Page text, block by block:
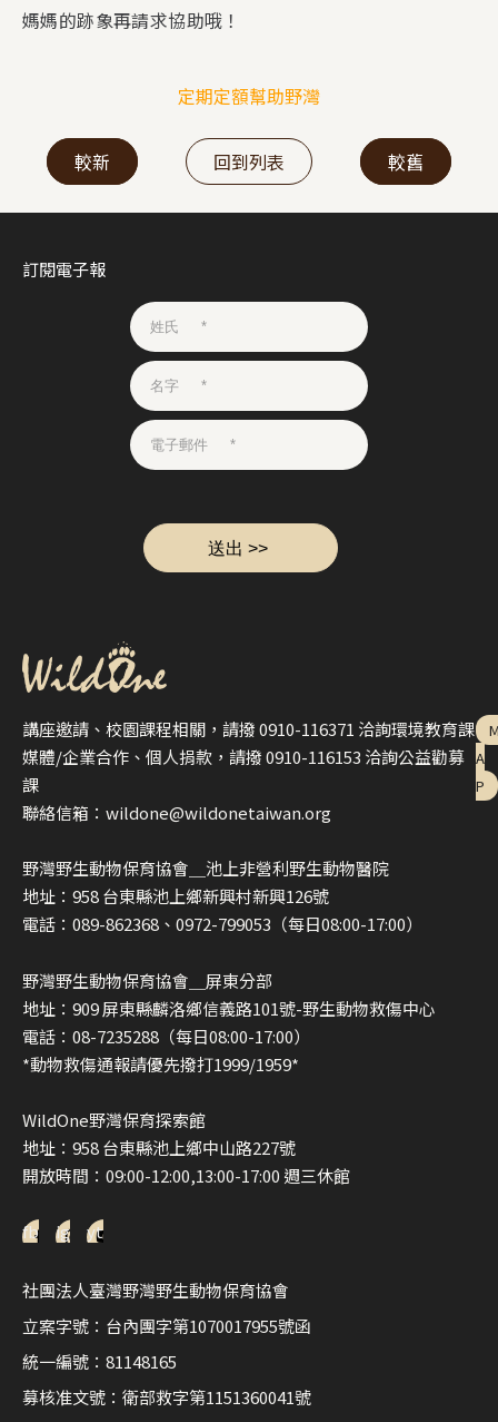
媽媽的跡象再請求協助哦！
定期定額幫助野灣
較新 回到列表 較舊
訂閱電子報
講座邀請、校園課程相關，請撥 0910-116371 洽詢環境教育課
媒體/企業合作、個人捐款，請撥 0910-116153 洽詢公益勸募
課
聯絡信箱：wildone@wildonetaiwan.org
野灣野生動物保育協會＿池上非營利野生動物醫院
地址：958 台東縣池上鄉新興村新興126號
電話：089-862368、0972-799053（每日08:00-17:00）
野灣野生動物保育協會＿屏東分部
地址：909 屏東縣麟洛鄉信義路101號-野生動物救傷中心
電話：08-7235288（每日08:00-17:00）
*動物救傷通報請優先撥打1999/1959*
WildOne野灣保育探索館
地址：958 台東縣池上鄉中山路227號
開放時間：09:00-12:00,13:00-17:00 週三休館
A
P
fb ig yt
社團法人臺灣野灣野生動物保育協會
立案字號：台內團字第1070017955號函
統一編號：81148165
募核准文號：衛部救字第1151360041號